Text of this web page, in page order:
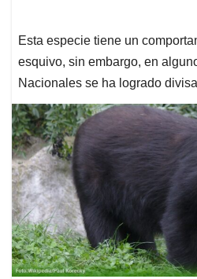
Esta especie tiene un
esquivo, sin embargo, en
Nacionales se ha logrado